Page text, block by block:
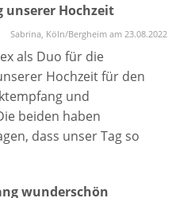
- ebenso das
Gäste
unserer Hochzeit
Sabrina, Köln/Bergheim am 23.08.2022
als Duo für die
Hochzeit für den
und
beiden haben
dass unser Tag so
Es war rundum perfekt.
wunderschön